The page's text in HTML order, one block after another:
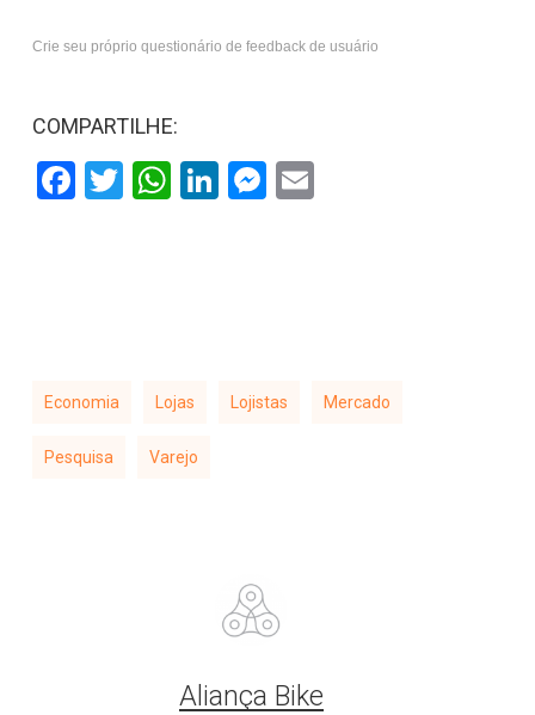
Crie seu próprio questionário de feedback de usuário
COMPARTILHE:
Facebook
Twitter
WhatsApp
LinkedIn
Messenger
Email
Economia Lojas Lojistas Mercado
Pesquisa Varejo
Aliança Bike